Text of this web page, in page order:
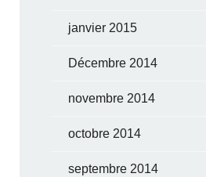
janvier 2015
Décembre 2014
novembre 2014
octobre 2014
septembre 2014